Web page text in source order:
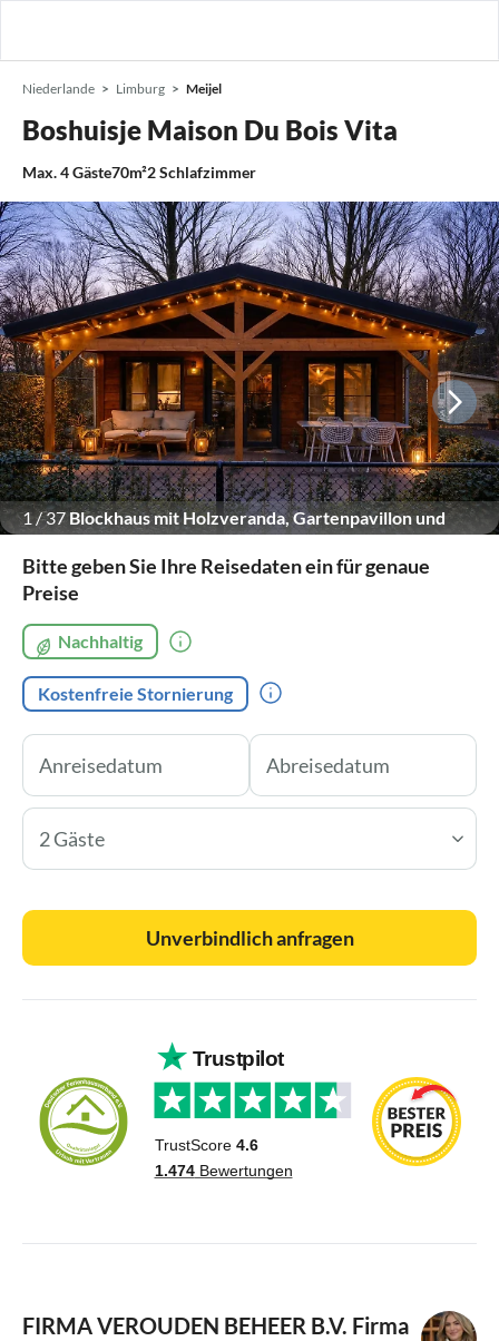
Niederlande Limburg Meijel
Boshuisje Maison Du Bois Vita
Max.4Gäste70m²2Schlafzimmer
1/37Blockhaus mit Holzveranda, Gartenpavillon und
Bitte geben Sie Ihre Reisedaten ein für genaue
Preise
Nachhaltig
Kostenfreie Stornierung
2 Gäste
Unverbindlich anfragen
FIRMA VEROUDEN BEHEER B.V. Firma